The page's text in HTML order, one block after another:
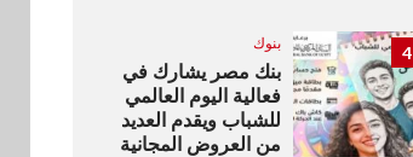
4 بنوك
بنك مصر يشارك في
فعالية اليوم العالمي
للشباب ويقدم العديد
من العروض المجانية